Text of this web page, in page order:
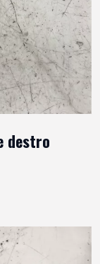
destro